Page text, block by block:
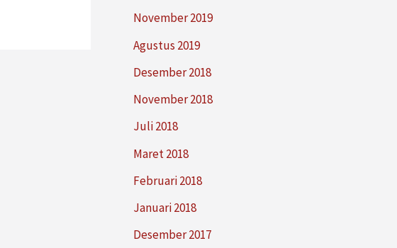
November 2019
Agustus 2019
Desember 2018
November 2018
Juli 2018
Maret 2018
Februari 2018
Januari 2018
Desember 2017